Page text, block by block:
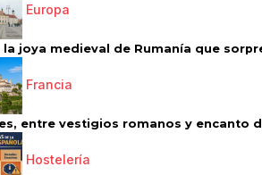
Europa
la joya medieval de Rumanía que
Francia
entre vestigios romanos y encanto
Hostelería